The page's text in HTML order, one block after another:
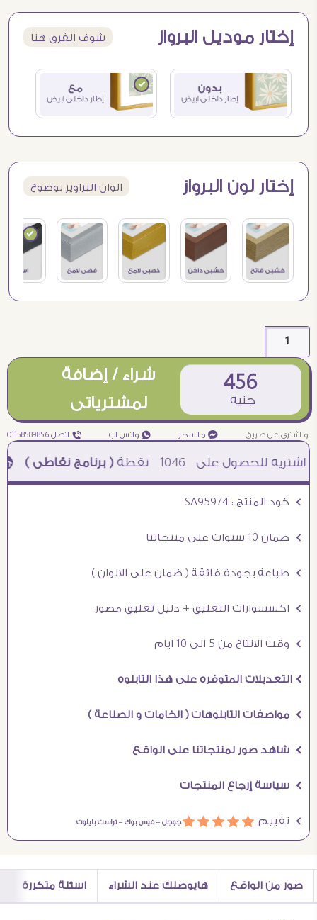
إختار موديل البرواز شوف الفرق هنا
إختار لون البرواز الوان البراويز بوضوح
456
جنيه
شراء / إضافة
لمشترياتى
او اشترى عن طريق ¥ ماسنجر ₧ واتس اب ƒ اتصل 01158589856
1046 نقطة( برنامج نقاطى )à خصم 5% للعملاء الجدد à شحن مجانى عند الشراء ب 4000 جنيه à
Ö كود المنتج : SA95974
Ö ضمان 10 سنوات على منتجاتنا
Ö طباعة بجودة فائقة ( ضمان على الالوان )
Ö اكسسوارات التعليق + دليل تعليق مصور
Ö وقت الانتاج من 5 الى 10 ايام
Ö التعديلات المتوفره على هذا التابلوه
Ö مواصفات التابلوهات ( الخامات و الصناعة )
Ö شاهد صور لمنتجاتنا على الواقع
Ö سياسة إرجاع المنتجات
Ö تقييم áááááجوجل –فيس بوك –تراست بايلوت
صور من الواقع هايوصلك عند الشراء اسئلة متكررة